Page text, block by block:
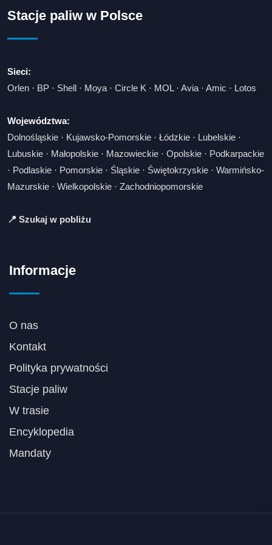
Stacje paliw w Polsce
Sieci:
Orlen · BP · Shell · Moya · Circle K · MOL· Avia · Amic · Lotos
Województwa:
Dolnośląskie · Kujawsko-Pomorskie · Łódzkie · Lubelskie ·
Lubuskie · Małopolskie · Mazowieckie · Opolskie · Podkarpackie
· Podlaskie · Pomorskie · Śląskie · Świętokrzyskie · Warmińsko-
Mazurskie · Wielkopolskie · Zachodniopomorskie
📍 Szukaj w pobliżu
Informacje
O nas
Kontakt
Polityka prywatności
Stacje paliw
W trasie
Encyklopedia
Mandaty